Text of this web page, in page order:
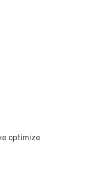
optimize